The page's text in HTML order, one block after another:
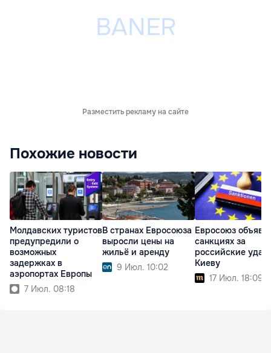
Разместить рекламу на сайте
Похожие новости
Молдавских туристов
предупредили о
возможных
задержках в
аэропортах Европы
7 Июл. 08:18
В странах Евросоюза
выросли цены на
жильё и аренду
9 Июл. 10:02
Евросоюз
санкциях за
российские
Киеву
17 Июл. 18:09